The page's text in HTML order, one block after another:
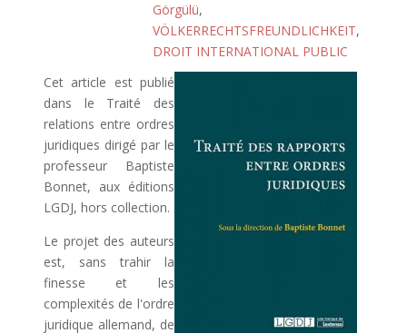
Görgülü,
VÖLKERRECHTSFREUNDLICHKEIT,
DROIT INTERNATIONAL PUBLIC
Cet article est publié
dans le Traité des
relations entre ordres
juridiques dirigé par le
professeur Baptiste
Bonnet, aux éditions
LGDJ, hors collection.
Le projet des auteurs
est, sans trahir la
finesse et les
complexités de l'ordre
juridique allemand, de